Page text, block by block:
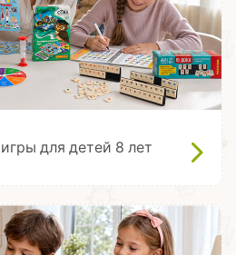
для детей 8 лет